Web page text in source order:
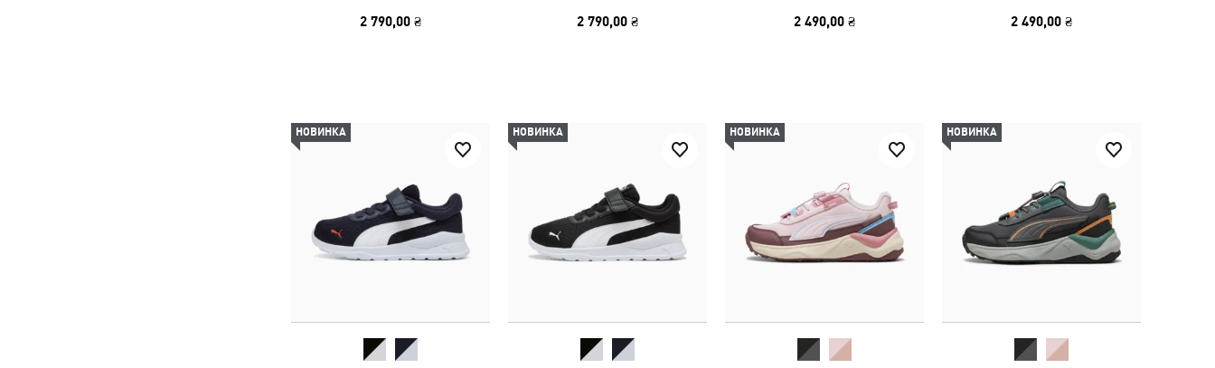
2 790,00 ₴ 2 790,00 ₴ 2 490,00 ₴ 2 490,00 ₴
НОВИНКА НОВИНКА НОВИНКА НОВИНКА